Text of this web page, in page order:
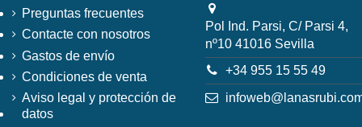
Preguntas frecuentes
Contacte con nosotros
Gastos de envío
Condiciones de venta
Aviso legal y protección de
datos
Pol Ind. Parsi, C/ Parsi 4,
nº10 41016 Sevilla
+34 955 15 55 49